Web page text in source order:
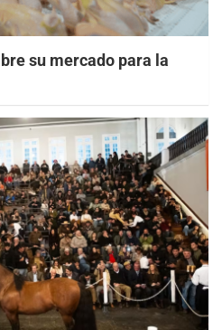
su mercado para la